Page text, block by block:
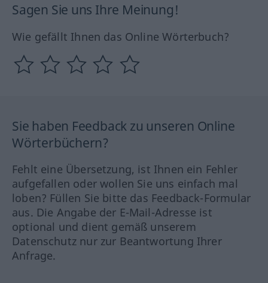
Sagen Sie uns Ihre Meinung!
Wie gefällt Ihnen das Online Wörterbuch?
Sie haben Feedback zu unseren Online
Wörterbüchern?
Fehlt eine Übersetzung, ist Ihnen ein Fehler
aufgefallen oder wollen Sie uns einfach mal
loben? Füllen Sie bitte das Feedback-Formular
aus. Die Angabe der E-Mail-Adresse ist
optional und dient gemäß unserem
Datenschutz nur zur Beantwortung Ihrer
Anfrage.